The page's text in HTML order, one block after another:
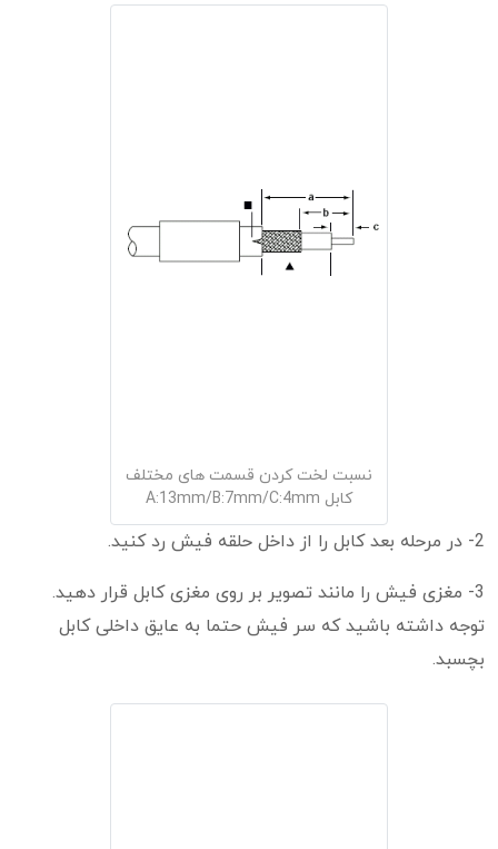
نسبت لخت کردن قسمت های مختلف
کابل A:13mm/B:7mm/C:4mm
2- در مرحله بعد کابل را از داخل حلقه فیش رد کنید.
3- مغزی فیش را مانند تصویر بر روی مغزی کابل قرار دهید.
توجه داشته باشید که سر فیش حتما به عایق داخلی کابل
بچسبد.